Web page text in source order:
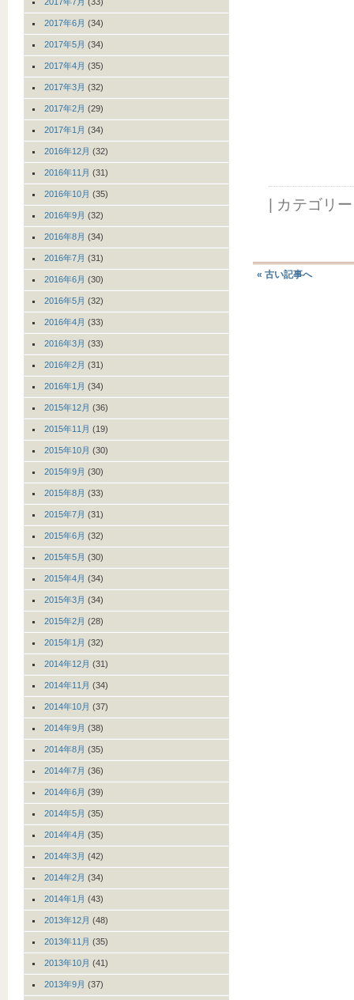
2017年6月 (34)
2017年5月 (34)
2017年4月 (35)
2017年3月 (32)
2017年2月 (29)
2017年1月 (34)
2016年12月 (32)
2016年11月 (31)
2016年10月 (35)
2016年9月 (32)
2016年8月 (34)
2016年7月 (31)
2016年6月 (30)
2016年5月 (32)
2016年4月 (33)
2016年3月 (33)
2016年2月 (31)
2016年1月 (34)
2015年12月 (36)
2015年11月 (19)
2015年10月 (30)
2015年9月 (30)
2015年8月 (33)
2015年7月 (31)
2015年6月 (32)
2015年5月 (30)
2015年4月 (34)
2015年3月 (34)
2015年2月 (28)
2015年1月 (32)
2014年12月 (31)
2014年11月 (34)
2014年10月 (37)
2014年9月 (38)
2014年8月 (35)
2014年7月 (36)
2014年6月 (39)
2014年5月 (35)
2014年4月 (35)
2014年3月 (42)
2014年2月 (34)
2014年1月 (43)
2013年12月 (48)
2013年11月 (35)
2013年10月 (41)
2013年9月 (37)
| カテゴリ
« 古い記事へ